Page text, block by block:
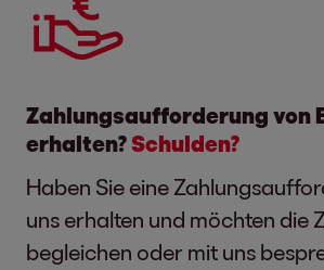
Zahlungsaufforderung von
erhalten?Schulden?
Haben Sie eine
uns erhalten und möchten die
begleichen oder mit uns